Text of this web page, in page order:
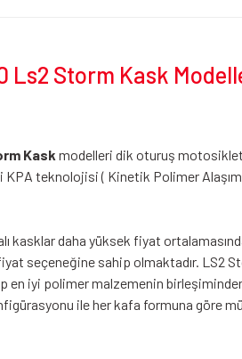
Ls2 Storm Kask
Kask modelleri dik oturuş motosiklet
KPA teknolojisi ( Kinetik Polimer
kasklar daha yüksek fiyat
seçeneğine sahip olmaktadır.
en iyi polimer malzemenin
ile her kafa formuna göre